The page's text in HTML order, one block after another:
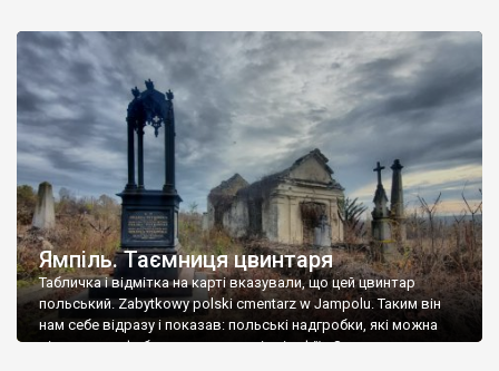
Ямпіль. Таємниця цвинтаря
Табличка і відмітка на карті вказували, що цей цвинтар
польський. Zabytkowy polski cmentarz w Jampolu. Таким він
нам себе відразу і показав: польські надгробки, які можна
віднести до фабричних, польські епітафії… Загалом цвинтар